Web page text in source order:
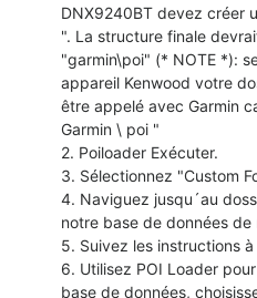
DNX9240BT devez créer
". La structure finale
"garmin\poi" (* NOTE *):
appareil Kenwood votre
être appelé avec Garmin
Garmin \ poi "
2. Poiloader Exécuter.
3. Sélectionnez "Custom
4. Naviguez jusqu´au
notre base de données de
5. Suivez les instructions à
6. Utilisez POI Loader
base de données,